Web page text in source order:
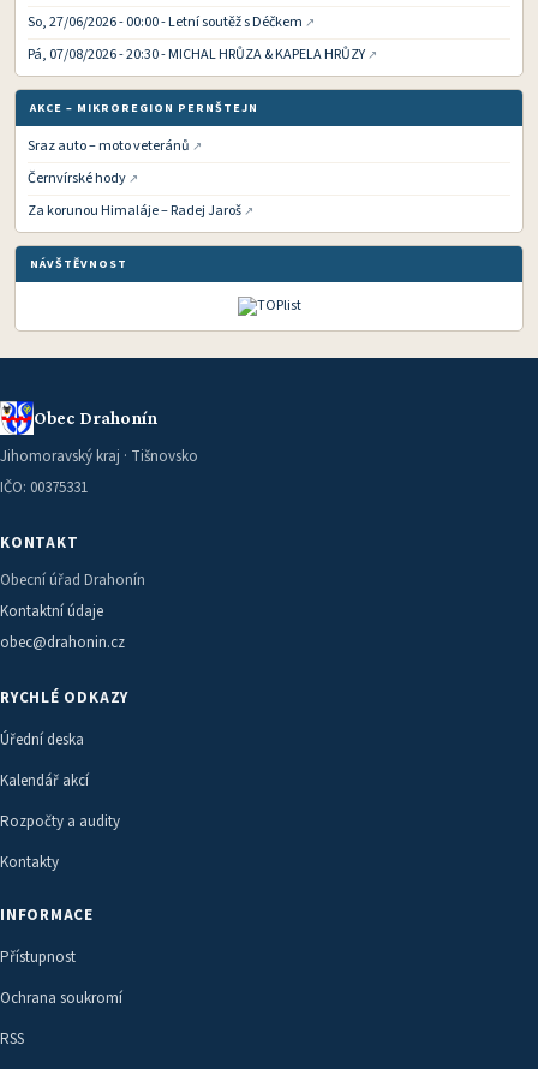
So, 27/06/2026 - 00:00 - Letní soutěž s Déčkem
Pá, 07/08/2026 - 20:30 - MICHAL HRŮZA & KAPELA HRŮZY
AKCE – MIKROREGION PERNŠTEJN
Sraz auto – moto veteránů
Černvírské hody
Za korunou Himaláje – Radej Jaroš
NÁVŠTĚVNOST
Obec Drahonín
Jihomoravský kraj · Tišnovsko
IČO: 00375331
KONTAKT
Obecní úřad Drahonín
Kontaktní údaje
obec@drahonin.cz
RYCHLÉ ODKAZY
Úřední deska
Kalendář akcí
Rozpočty a audity
Kontakty
INFORMACE
Přístupnost
Ochrana soukromí
RSS